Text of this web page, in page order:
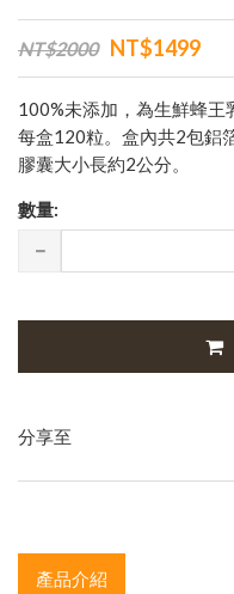
NT$2000 NT$1499
100%未添加，為生鮮蜂王
每盒120粒。盒內共2包鋁
膠囊大小長約2公分。
數量:
分享至
產品介紹